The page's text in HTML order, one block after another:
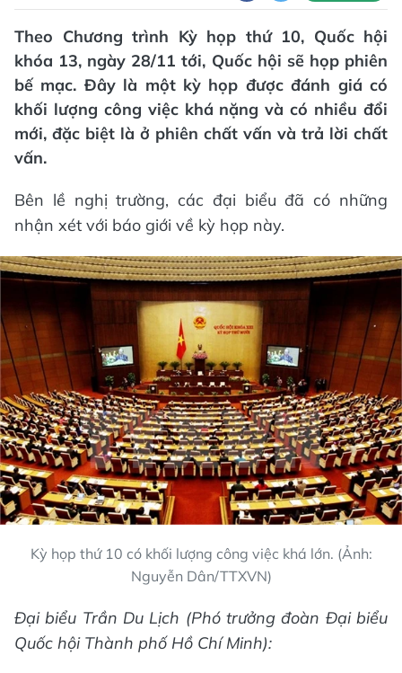
Theo Chương trình Kỳ họp thứ 10, Quốc hội
khóa 13, ngày 28/11 tới, Quốc hội sẽ họp phiên
bế mạc. Đây là một kỳ họp được đánh giá có
khối lượng công việc khá nặng và có nhiều đổi
mới, đặc biệt là ở phiên chất vấn và trả lời chất
vấn.
Bên lề nghị trường, các đại biểu đã có những
nhận xét với báo giới về kỳ họp này.
Kỳ họp thứ 10 có khối lượng công việc khá lớn. (Ảnh:
Nguyễn Dân/TTXVN)
Đại biểu Trần Du Lịch (Phó trưởng đoàn Đại biểu
Quốc hội Thành phố Hồ Chí Minh):